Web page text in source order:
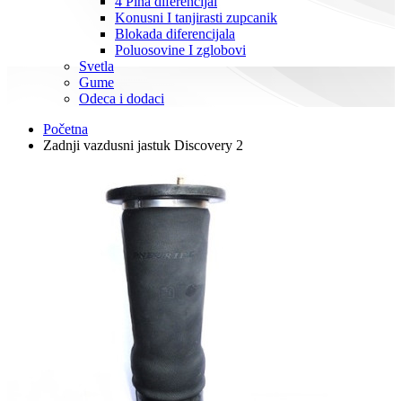
Konusni I tanjirasti zupcanik
Blokada diferencijala
Poluosovine I zglobovi
Svetla
Gume
Odeca i dodaci
Početna
Zadnji vazdusni jastuk Discovery 2